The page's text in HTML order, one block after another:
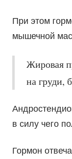
При этом
мышечной
Жировая
на груди,
в силу чего
Гормон